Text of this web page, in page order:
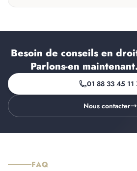
Besoin de conseils en
Parlons-en maintenant
01 88 33 45 11
Nous contacter
FAQ